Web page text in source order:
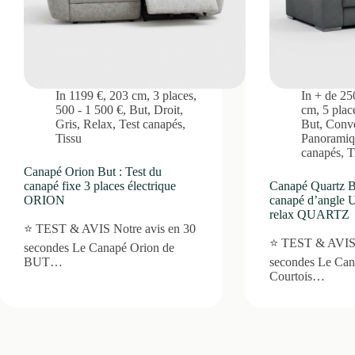
In 1199 €, 203 cm,3 places,
500 - 1 500 €, But, Droit,
Gris, Relax, Test canapés,
Tissu
Canapé Orion But : Test du
canapé fixe 3 places électrique
ORION
⭐ TEST & AVIS Notre avis en 30
secondes Le Canapé Orion de
BUT…
In + de
cm, 5
But,
canapés,
Canapé Quartz
canapé d’angle
relax QUARTZ
⭐ TEST &
secondes Le
Courtois…